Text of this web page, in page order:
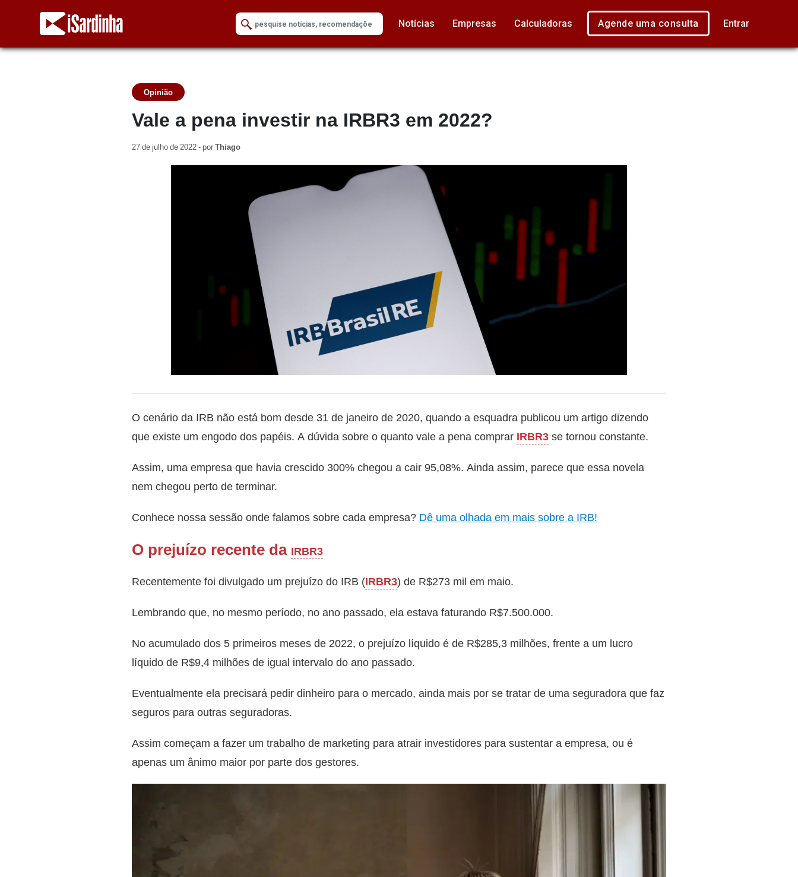
Notícias Empresas Calculadoras Agende uma consulta Entrar
Opinião
Vale a pena investir na IRBR3 em 2022?
27 de julho de 2022 - porThiago
O cenário da IRB não está bom desde 31 de janeiro de 2020, quando a esquadra publicou um artigo dizendo
que existe um engodo dos papéis. A dúvida sobre o quanto vale a pena comprar IRBR3 se tornou constante.
Assim, uma empresa que havia crescido 300% chegou a cair 95,08%. Ainda assim, parece que essa novela
nem chegou perto de terminar.
Conhece nossa sessão onde falamos sobre cada empresa? Dê uma olhada em mais sobre a IRB!
O prejuízo recente da IRBR3
Recentemente foi divulgado um prejuízo do IRB (IRBR3) de R$273 mil em maio.
Lembrando que, no mesmo período, no ano passado, ela estava faturando R$7.500.000.
No acumulado dos 5 primeiros meses de 2022, o prejuízo líquido é de R$285,3 milhões, frente a um lucro
líquido de R$9,4 milhões de igual intervalo do ano passado.
Eventualmente ela precisará pedir dinheiro para o mercado, ainda mais por se tratar de uma seguradora que faz
seguros para outras seguradoras.
Assim começam a fazer um trabalho de marketing para atrair investidores para sustentar a empresa, ou é
apenas um ânimo maior por parte dos gestores.